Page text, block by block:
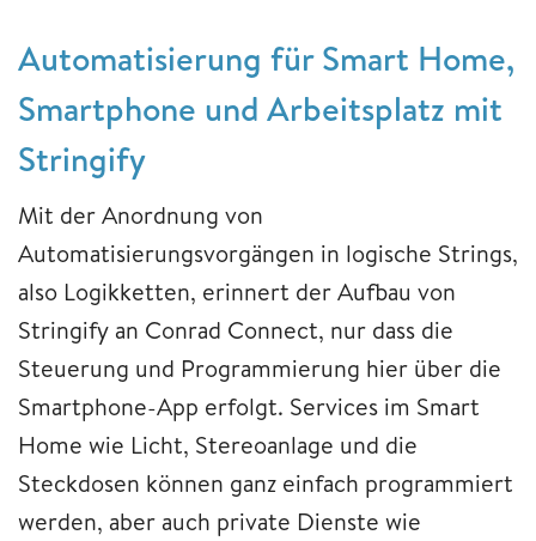
Automatisierung für Smart Home,
Smartphone und Arbeitsplatz mit
Stringify
Mit der Anordnung von
Automatisierungsvorgängen in logische Strings,
also Logikketten, erinnert der Aufbau von
Stringify an Conrad Connect, nur dass die
Steuerung und Programmierung hier über die
Smartphone-App erfolgt. Services im Smart
Home wie Licht, Stereoanlage und die
Steckdosen können ganz einfach programmiert
werden, aber auch private Dienste wie